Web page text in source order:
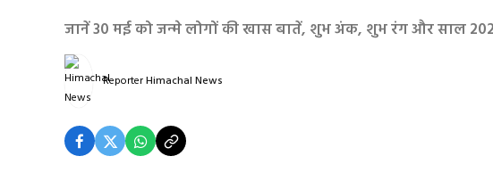
जानें 30 मई को जन्मे लोगों की खास बातें, शुभ अंक, शुभ रंग और साल
ReporterHimachal News